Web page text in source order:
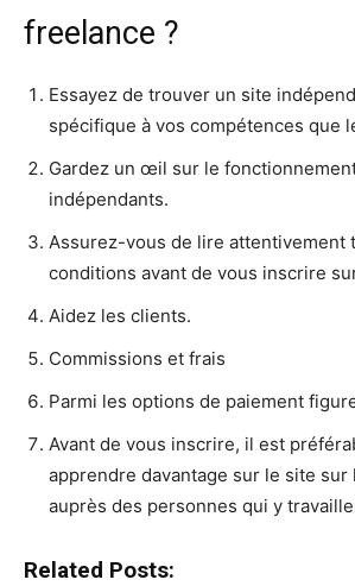
freelance ?
Essayez de trouver un site
spécifique à vos compétences que
Gardez un œil sur le
indépendants.
Assurez-vous de lire attentivement
conditions avant de vous inscrire
Aidez les clients.
Commissions et frais
Parmi les options de paiement
Avant de vous inscrire, il est
apprendre davantage sur le site sur
auprès des personnes qui y
Related Posts: